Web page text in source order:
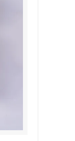
トー）